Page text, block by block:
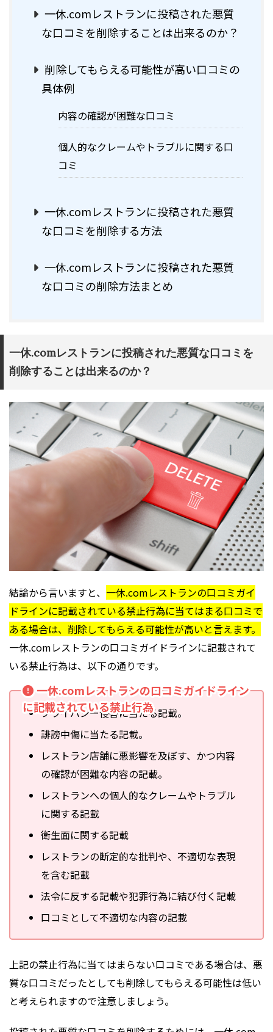
一休.comレストランに投稿された悪質
な口コミを削除することは出来るのか？
削除してもらえる可能性が高い口コミの
具体例
内容の確認が困難な口コミ
個人的なクレームやトラブルに関する口
コミ
一休.comレストランに投稿された悪質
な口コミを削除する方法
一休.comレストランに投稿された悪質
な口コミの削除方法まとめ
一休.comレストランに投稿された悪質な口コミを
削除することは出来るのか？
結論から言いますと、 一休.comレストランの口コミガイ
ドラインに記載されている禁止行為に当てはまる口コミで
ある場合は、削除してもらえる可能性が高いと言えます。
一休.comレストランの口コミガイドラインに記載されて
いる禁止行為は、以下の通りです。
一休.comレストランの口コミガイドライン
に記載されている禁止行為
プライバシー侵害に当たる記載。
誹謗中傷に当たる記載。
レストラン店舗に悪影響を及ぼす、かつ内容
の確認が困難な内容の記載。
レストランへの個人的なクレームやトラブル
に関する記載
衛生面に関する記載
レストランの断定的な批判や、不適切な表現
を含む記載
法令に反する記載や犯罪行為に結び付く記載
口コミとして不適切な内容の記載
上記の禁止行為に当てはまらない口コミである場合は、悪
質な口コミだったとしても削除してもらえる可能性は低い
と考えられますので注意しましょう。